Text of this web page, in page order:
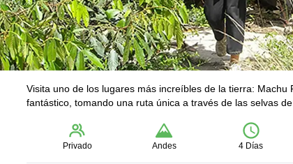
Visita uno de los lugares más increíbles de la tierra:
fantástico, tomando una ruta única a través de las selvas de
Privado Andes 4 Días